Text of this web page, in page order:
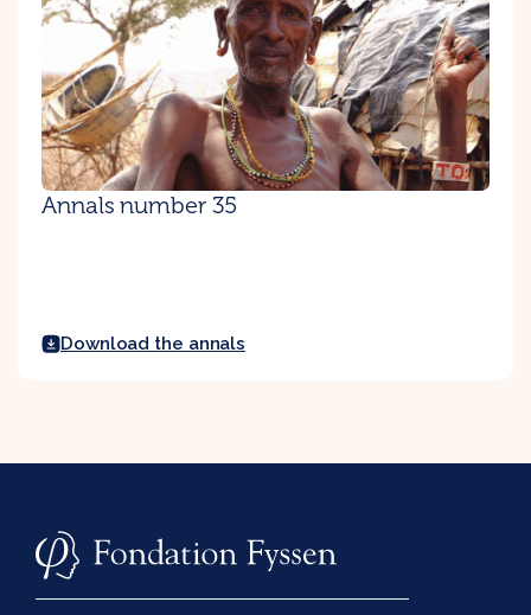
Annals number 35
Download the annals